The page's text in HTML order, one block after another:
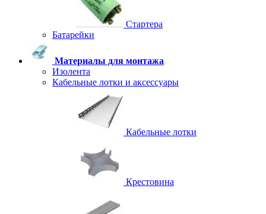
Стартера
Батарейки
Материалы для монтажа
Изолента
Кабельные лотки и аксессуары
Кабельные лотки
Крестовина